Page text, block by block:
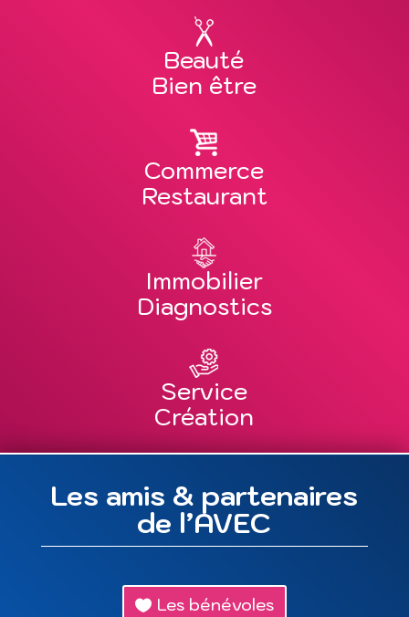
Beauté
Bien être
Commerce
Restaurant
Immobilier
Diagnostics
Service
Création
Les amis & partenaires
de l’AVEC
Les bénévoles